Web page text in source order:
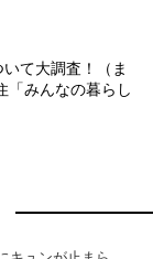
て大調査！（ま
「みんなの暮らし